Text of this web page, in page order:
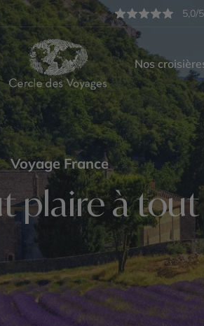
5,0/
Nos
Voyage France
plaire à